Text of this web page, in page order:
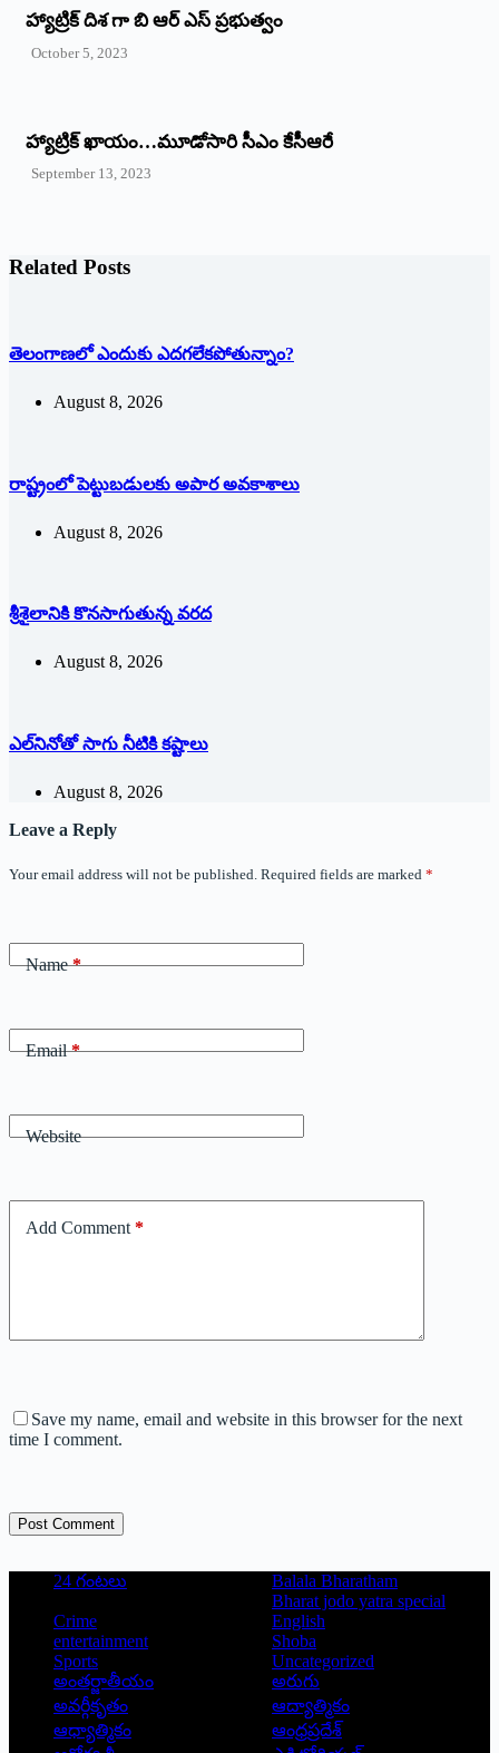
హ్యాట్రిక్ దిశ గా బి ఆర్ ఎస్ ప్రభుత్వం
October 5, 2023
హ్యాట్రిక్‌ ‌ఖాయం…మూడోసారి సీఎం కేసీఆరే
September 13, 2023
Related Posts
తెలంగాణలో ఎందుకు ఎదగలేకపోతున్నాం?
August 8, 2026
రాష్ట్రంలో పెట్టుబడులకు అపార అవకాశాలు
August 8, 2026
శ్రీశైలానికి కొనసాగుతున్న వరద
August 8, 2026
ఎల్‌నినోతో సాగు నీటికి కష్టాలు
August 8, 2026
Leave a Reply
Your email address will not be published. Required fields are marked *
Name*
Email*
Website
Add Comment *
Save my name, email and website in this browser for the next
time I comment.
Post Comment
24 గంటలు
Balala Bharatham
Bharat jodo yatra special
Crime
English
entertainment
Shoba
Sports
Uncategorized
అంతర్జాతీయం
అరుగు
అవర్గీకృతం
ఆద్యాత్మికం
ఆధ్యాత్మికం
ఆంధ్రప్రదేశ్